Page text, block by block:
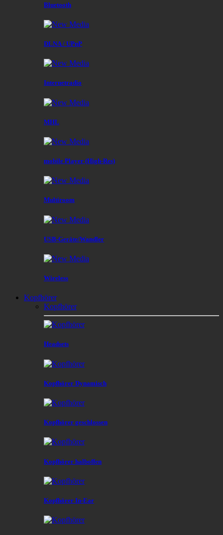
Bluetooth
DLNA / UPnP
Internetradio
MHL
mobile Player (High-Res)
Multiroom
USB-Geräte/Wandler
Wireless
Kopfhörer
Kopfhörer
Headsets
Kopfhörer Dynamisch
Kopfhörer geschlossen
Kopfhörer halboffen
Kopfhörer In-Ear